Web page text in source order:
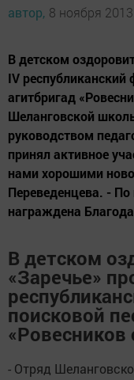
автор, 8 ноября
В детском
IV республиканский
агитбригад
Шеланговской
руководством
принял активное
нами хорошими
Переведенцева. -
награждена
В детском
«Заречье»
поисковой
- Отряд